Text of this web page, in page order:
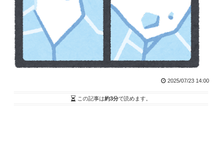
2025/07/23 14:00
この記事は約3分で読めます。